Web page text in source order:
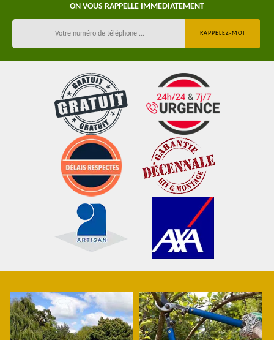
ON VOUS RAPPELLE IMMEDIATEMENT